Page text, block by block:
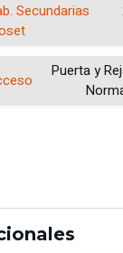
Secundarias
Puerta y